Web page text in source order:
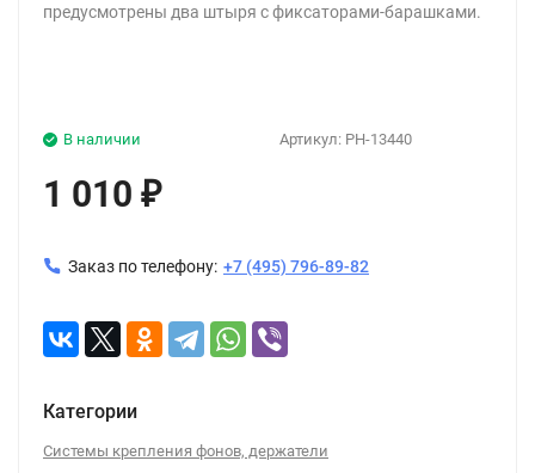
предусмотрены два штыря с фиксаторами-барашками.
Артикул: PH-13440
В наличии
1 010 ₽
Заказ по телефону: +7 (495) 796-89-82
Категории
Системы крепления фонов, держатели